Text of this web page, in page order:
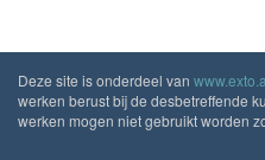
Deze site is onderdeel van
werken berust bij de desbetreffende
werken mogen niet gebruikt worden